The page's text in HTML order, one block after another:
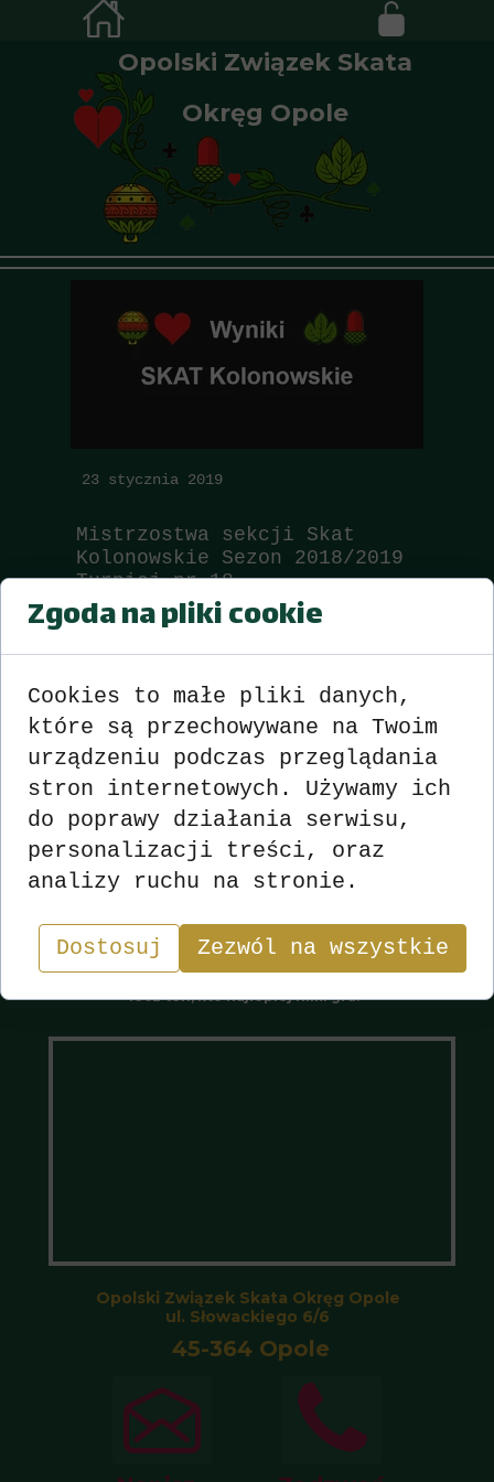
Opolski Związek Skata
Okręg Opole
23 stycznia 2019
Mistrzostwa sekcji Skat
Kolonowskie Sezon 2018/2019
Turniej nr 18
lecz ten, kto najlepiej nimi gra.”
Opolski Związek Skata Okręg Opole
ul. Słowackiego 6/6
45-364 Opole
Zgoda na pliki cookie
Cookies to małe pliki danych,
które są przechowywane na Twoim
urządzeniu podczas przeglądania
stron internetowych. Używamy ich
do poprawy działania serwisu,
personalizacji treści, oraz
analizy ruchu na stronie.
Dostosuj Zezwól na wszystkie